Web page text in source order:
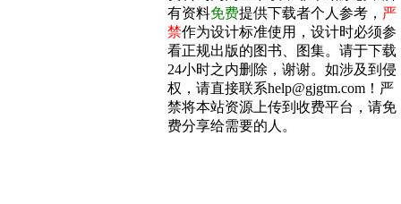
有资料免费提供下载者个人参考， 严
禁作为设计标准使用，设计时必须参
看正规出版的图书、图集。请于下载
24小时之内删除，谢谢。如涉及到侵
权，请直接联系help@gjgtm.com！严
禁将本站资源上传到收费平台，请免
费分享给需要的人。